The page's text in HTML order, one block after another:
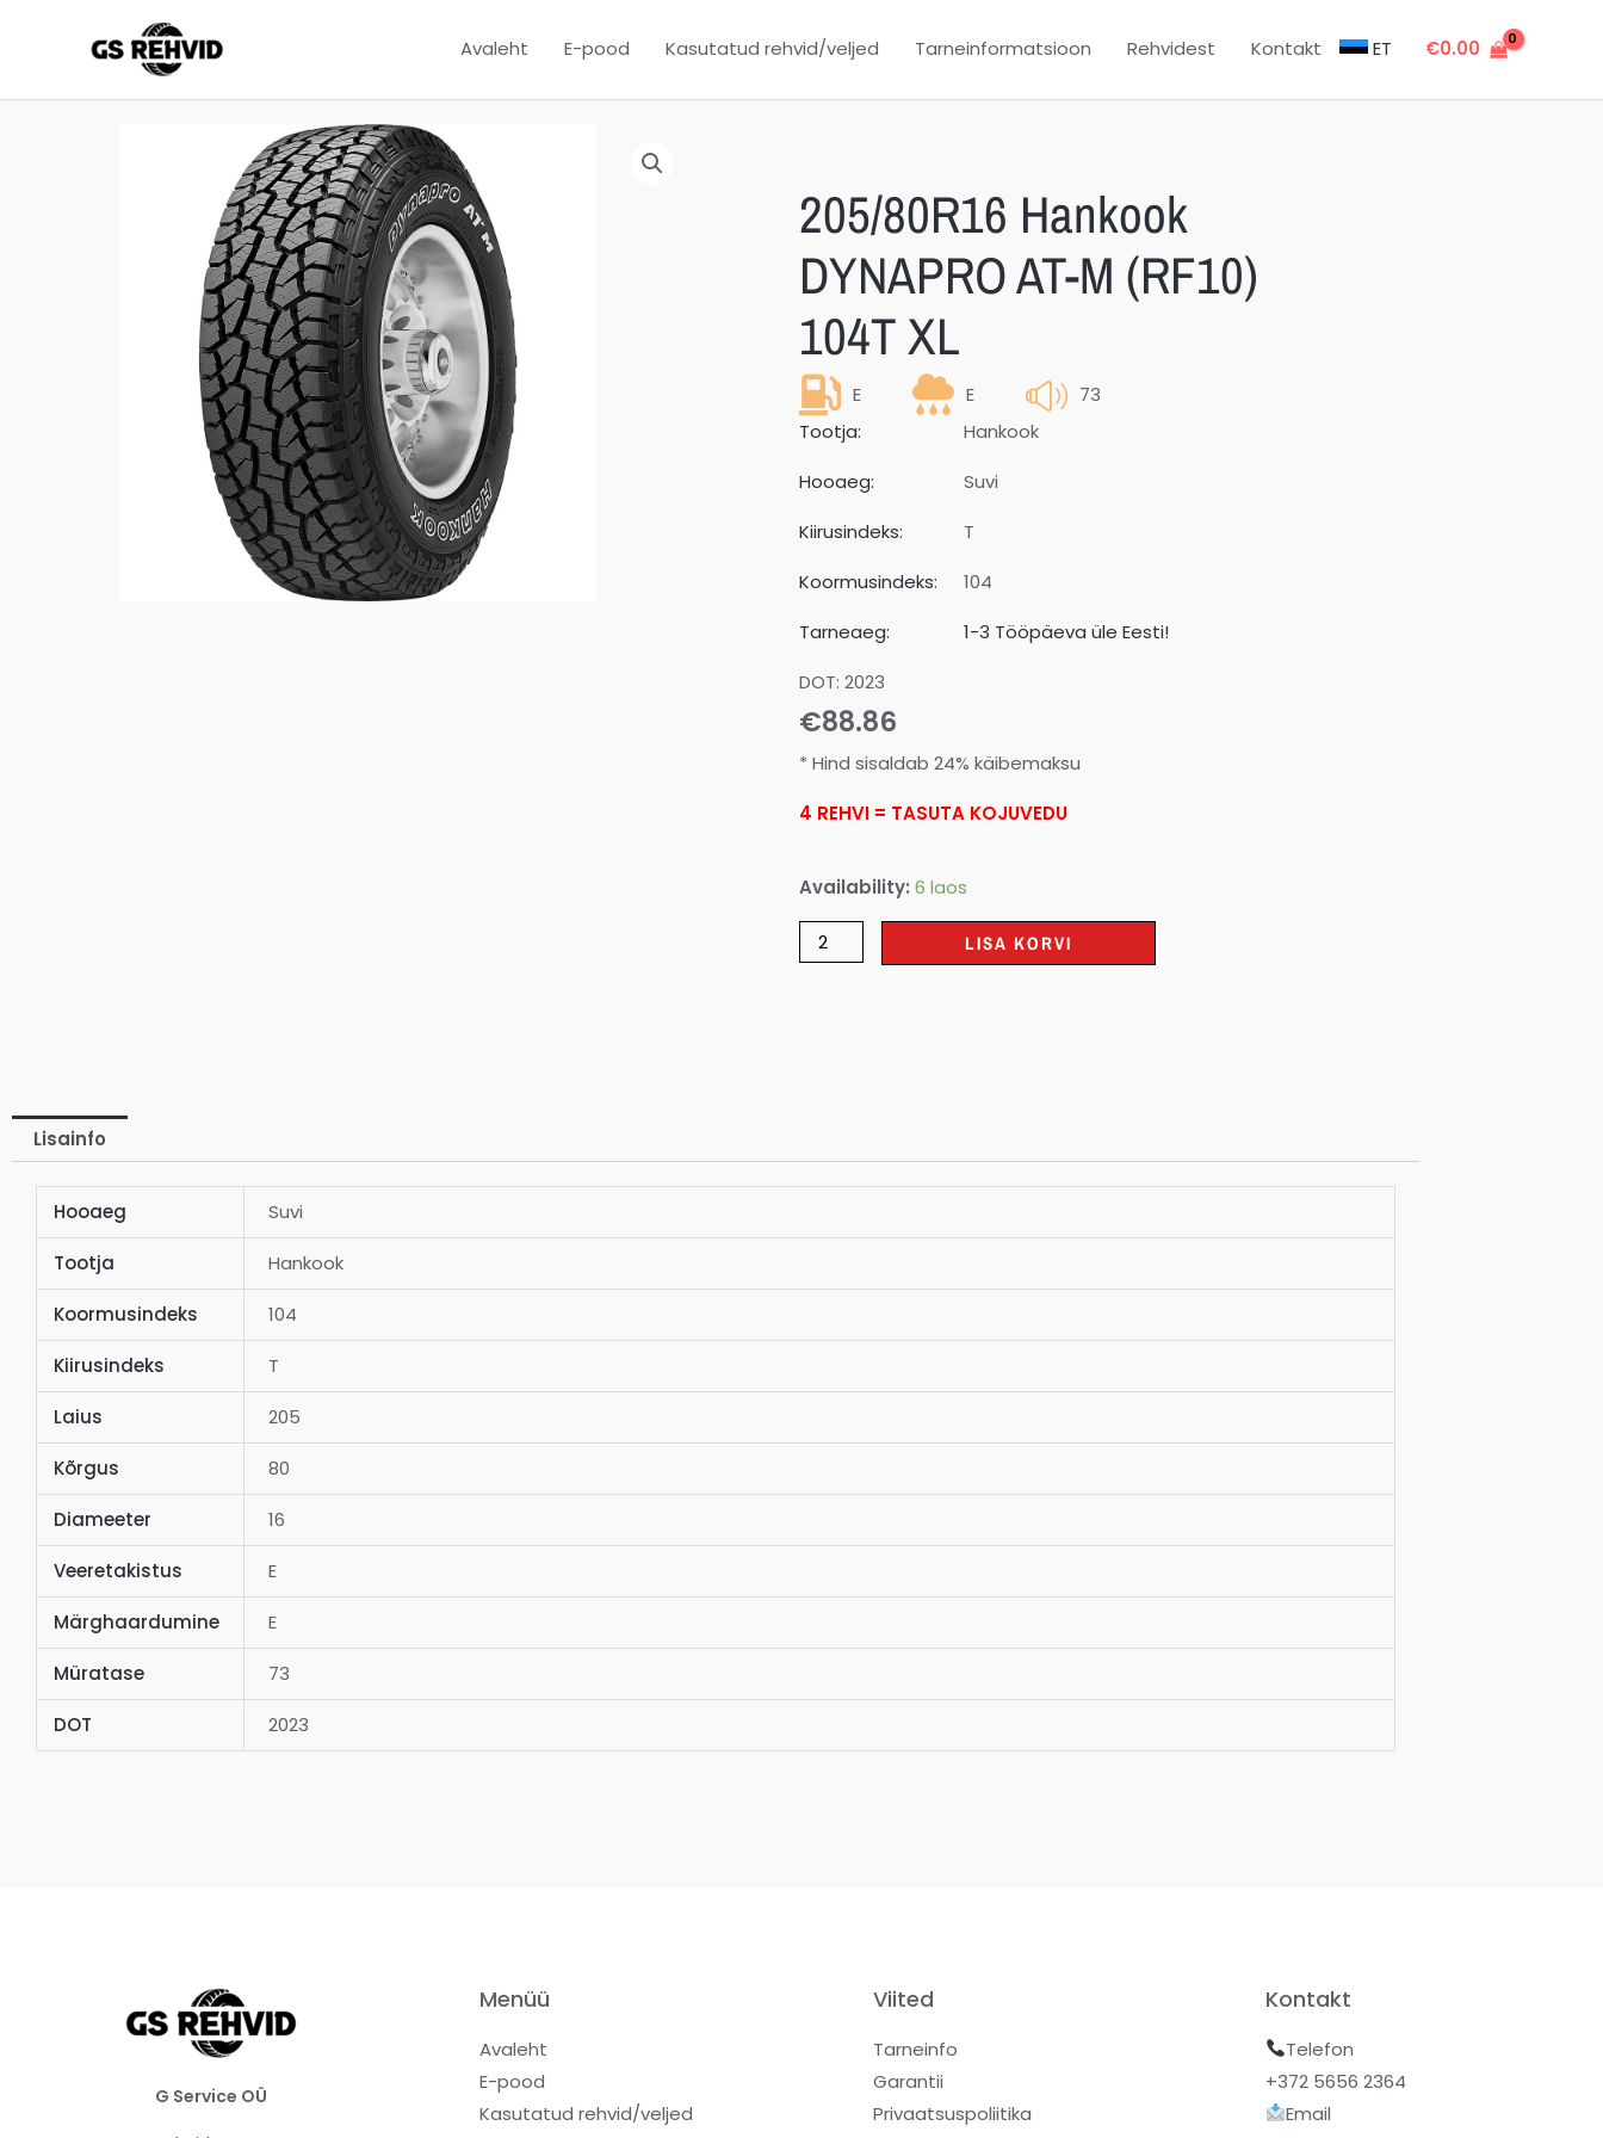
Avaleht E-pood Kasutatud rehvid/veljed Tarneinformatsioon Rehvidest Kontakt ET €0.00
205/80R16 Hankook
DYNAPRO AT-M (RF10)
104T XL
E E
73
Tootja:
Hankook
Hooaeg:
Suvi
Kiirusindeks:
T
Koormusindeks:
104
Tarneaeg:
1-3 Tööpäeva üle Eesti!
DOT: 2023
€88.86
* Hind sisaldab 24% käibemaksu
4 REHVI = TASUTA KOJUVEDU
Availability: 6 laos
LISA KORVI
Lisainfo
Hooaeg Suvi
Tootja Hankook
Koormusindeks 104
Kiirusindeks T
Laius 205
Kõrgus 80
Diameeter 16
Veeretakistus E
Märghaardumine E
Müratase 73
DOT 2023
G Service OÜ
Menüü
Avaleht
E-pood
Kasutatud rehvid/veljed
Viited
Tarneinfo
Garantii
Privaatsuspoliitika
Kontakt
Telefon
+372 5656 2364
Email